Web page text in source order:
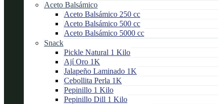
Aceto Balsámico
Aceto Balsámico 250 cc
Aceto Balsámico 500 cc
Aceto Balsámico 5000 cc
Snack
Pickle Natural 1 Kilo
Ají Oro 1K
Jalapeño Laminado 1K
Cebollita Perla 1K
Pepinillo 1 Kilo
Pepinillo Dill 1 Kilo